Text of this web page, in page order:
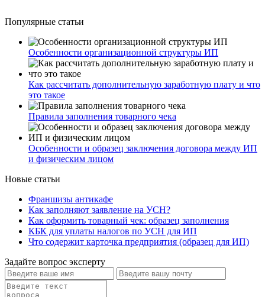
Популярные статьи
Особенности организационной структуры ИП
Как рассчитать дополнительную заработную плату и что
это такое
Правила заполнения товарного чека
Особенности и образец заключения договора между ИП
и физическим лицом
Новые статьи
Франшизы антикафе
Как заполняют заявление на УСН?
Как оформить товарный чек: образец заполнения
КБК для уплаты налогов по УСН для ИП
Что содержит карточка предприятия (образец для ИП)
Задайте вопрос эксперту